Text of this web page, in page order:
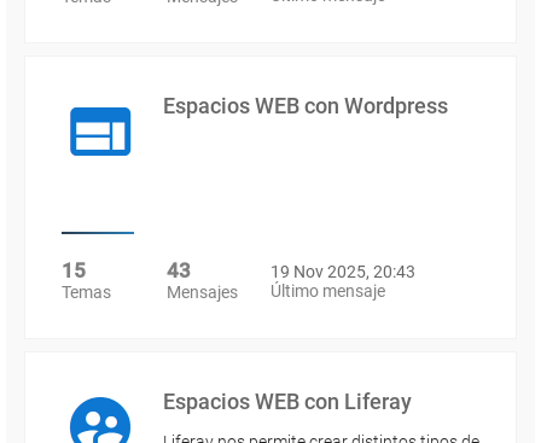
Espacios WEB con Wordpress
15
Temas
43
Mensajes
19 Nov 2025, 20:43
Último mensaje
Espacios WEB con Liferay